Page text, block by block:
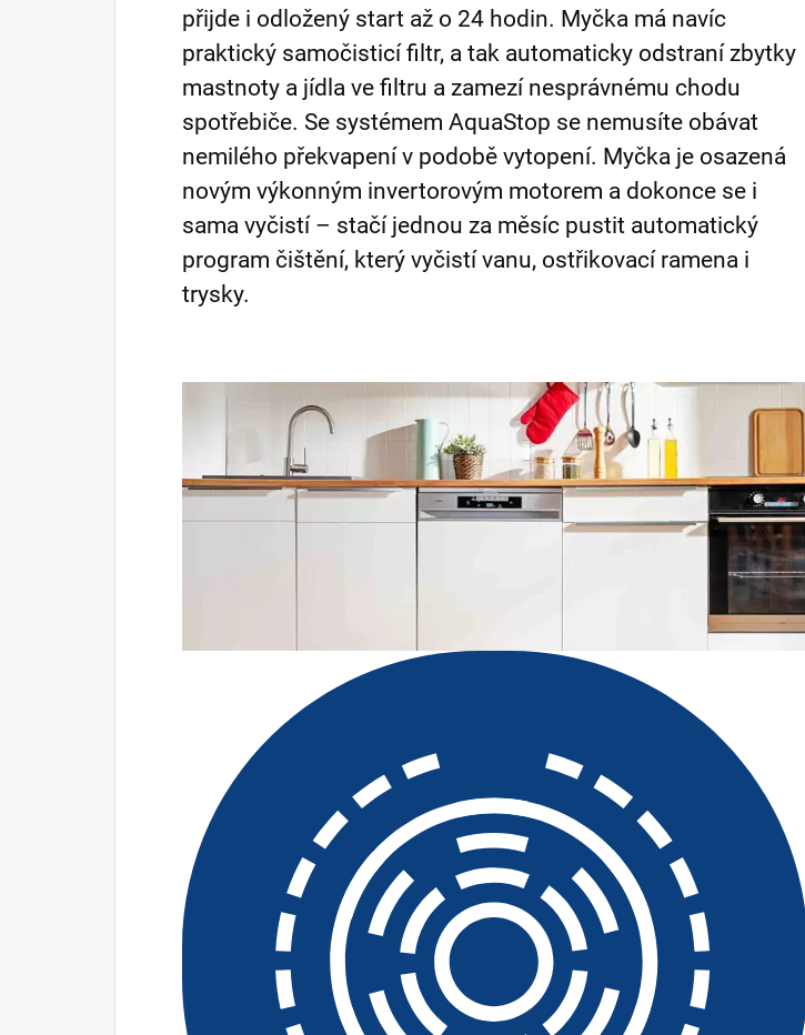
přijde i odložený start až o 24 hodin. Myčka má navíc
praktický samočisticí filtr, a tak automaticky odstraní zbytky
mastnoty a jídla ve filtru a zamezí nesprávnému chodu
spotřebiče. Se systémem AquaStop se nemusíte obávat
nemilého překvapení v podobě vytopení. Myčka je osazená
novým výkonným invertorovým motorem a dokonce se i
sama vyčistí – stačí jednou za měsíc pustit automatický
program čištění, který vyčistí vanu, ostřikovací ramena i
trysky.